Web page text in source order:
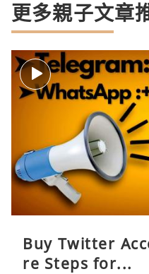
更多親子文章
Buy Twitter
re Steps for...